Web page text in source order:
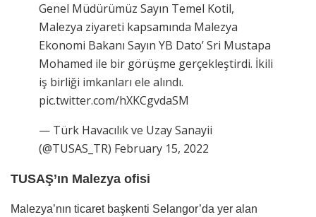
Genel Müdürümüz Sayın Temel Kotil,
Malezya ziyareti kapsamında Malezya
Ekonomi Bakanı Sayın YB Dato’ Sri Mustapa
Mohamed ile bir görüşme gerçekleştirdi. İkili
iş birliği imkanları ele alındı.
pic.twitter.com/hXKCgvdaSM
— Türk Havacılık ve Uzay Sanayii
(@TUSAS_TR) February 15, 2022
TUSAŞ’ın Malezya ofisi
Malezya’nın ticaret başkenti Selangor’da yer alan